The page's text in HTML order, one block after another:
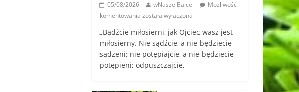
05/08/2026 wNaszejBajce
Możliwość
komentowania została wyłączona
„Bądźcie miłosierni, jak Ojciec wasz jest
miłosierny. Nie sądźcie, a nie będziecie
sądzeni; nie potępiajcie, a nie będziecie
potępieni; odpuszczajcie,